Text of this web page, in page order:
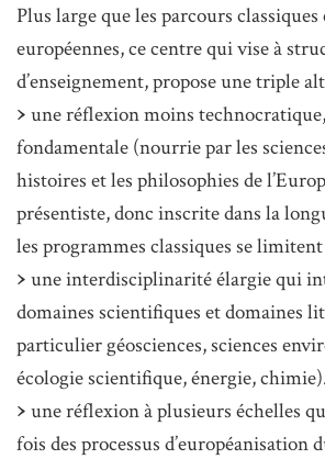
Plus large que les parcours classiques
européennes, ce centre qui vise à
d’enseignement, propose une triple
une réflexion moins
fondamentale (nourrie par les
histoires et les philosophies de
présentiste, donc inscrite dans la
les programmes classiques se limitent
une interdisciplinarité élargie qui
domaines scientifiques et domaines
particulier géosciences, sciences
écologie scientifique, énergie,
une réflexion à plusieurs échelles
fois des processus d’européanisation